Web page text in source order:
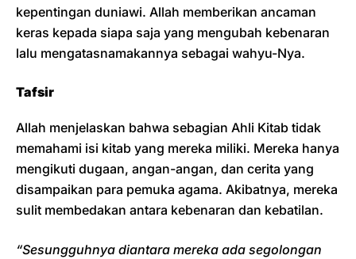
kepentingan duniawi. Allah memberikan ancaman
keras kepada siapa saja yang mengubah kebenaran
lalu mengatasnamakannya sebagai wahyu-Nya.
Tafsir
Allah menjelaskan bahwa sebagian Ahli Kitab tidak
memahami isi kitab yang mereka miliki. Mereka hanya
mengikuti dugaan, angan-angan, dan cerita yang
disampaikan para pemuka agama. Akibatnya, mereka
sulit membedakan antara kebenaran dan kebatilan.
“Sesungguhnya diantara mereka ada segolongan